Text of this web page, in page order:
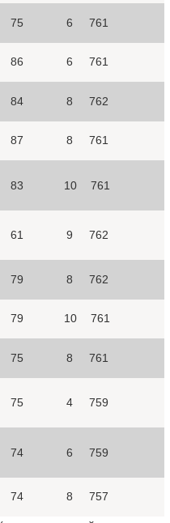
75 6 761
86 6 761
84 8 762
87 8 761
83 10 761
61 9 762
79 8 762
79 10 761
75 8 761
75 4 759
74 6 759
74 8 757